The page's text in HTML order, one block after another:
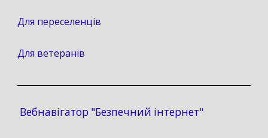
Для переселенців
Для ветеранів
Вебнавігатор "Безпечний інтернет"